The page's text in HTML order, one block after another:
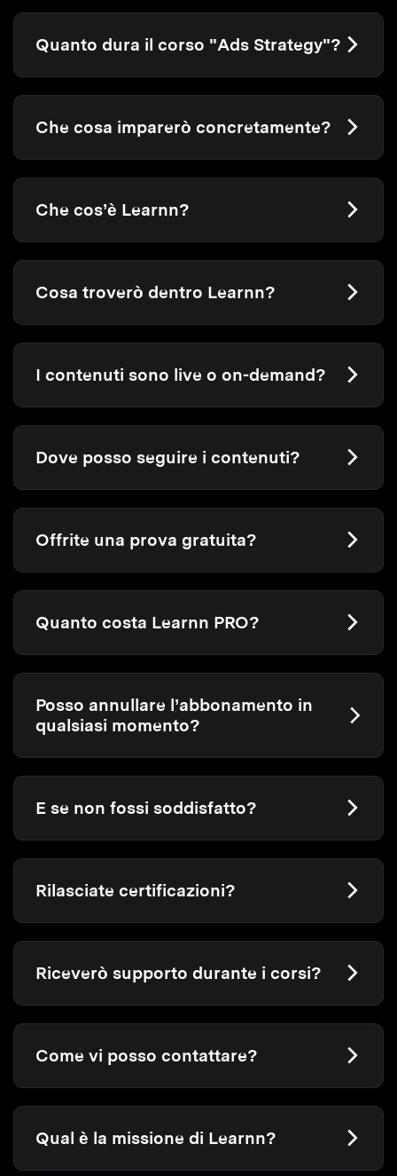
Quanto dura il corso "Ads Strategy"?
Che cosa imparerò concretamente?
Che cos’è Learnn?
Cosa troverò dentro Learnn?
I contenuti sono live o on-demand?
Dove posso seguire i contenuti?
Offrite una prova gratuita?
Quanto costa Learnn PRO?
Posso annullare l’abbonamento in
qualsiasi momento?
E se non fossi soddisfatto?
Rilasciate certificazioni?
Riceverò supporto durante i corsi?
Come vi posso contattare?
Qual è la missione di Learnn?